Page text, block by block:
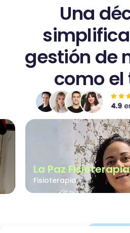
Una
gestión de
como el
La Paz Fisioterapia
Fisioterapia